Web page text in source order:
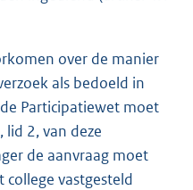
over de manier
als bedoeld in
Participatiewet moet
2, van deze
de aanvraag moet
vastgesteld